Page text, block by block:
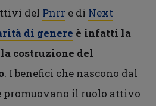
del Pnrr e di Next
di genere è infatti la
costruzione del
. I benefici che nascono dal
promuovano il ruolo attivo